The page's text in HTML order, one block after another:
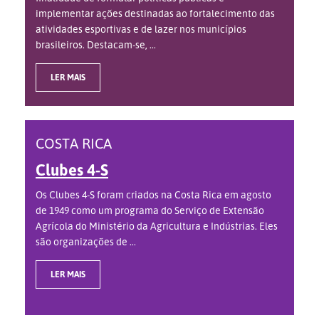
implementar ações destinadas ao fortalecimento das
atividades esportivas e de lazer nos municípios
brasileiros. Destacam-se, ...
LER MAIS
COSTA RICA
Clubes 4-S
Os Clubes 4-S foram criados na Costa Rica em agosto
de 1949 como um programa do Serviço de Extensão
Agrícola do Ministério da Agricultura e Indústrias. Eles
são organizações de ...
LER MAIS